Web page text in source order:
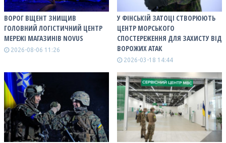
ВОРОГ ВЩЕНТ ЗНИЩИВ
ГОЛОВНИЙ ЛОГІСТИЧНИЙ ЦЕНТР
МЕРЕЖІ МАГАЗИНІВ NOVUS
2026-08-06 11:26
У ФІНСЬКІЙ ЗАТОЦІ СТВОРЮЮТЬ
ЦЕНТР МОРСЬКОГО
СПОСТЕРЕЖЕННЯ ДЛЯ ЗАХИСТУ ВІД
ВОРОЖИХ АТАК
2026-03-18 14:44